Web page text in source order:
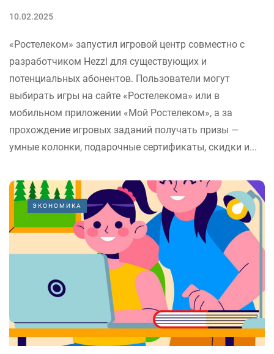
10.02.2025
«Ростелеком» запустил игровой центр совместно с
разработчиком Hezzl для существующих и
потенциальных абонентов. Пользователи могут
выбирать игры на сайте «Ростелекома» или в
мобильном приложении «Мой Ростелеком», а за
прохождение игровых заданий получать призы —
умные колонки, подарочные сертификаты, скидки и...
ЭКОНОМИКА